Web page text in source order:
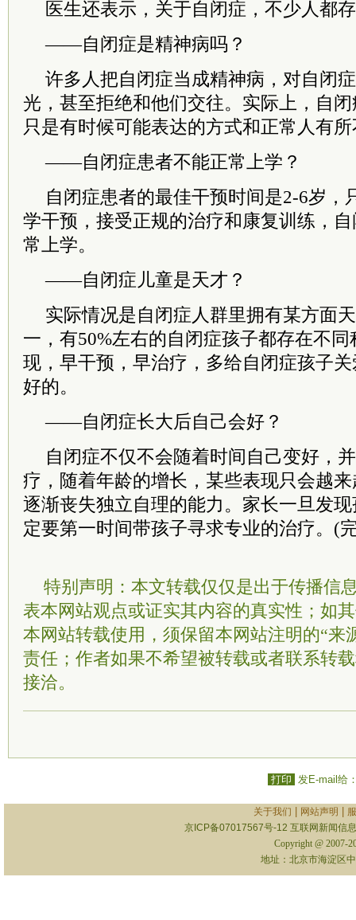
医生还表示，关于自闭症，不少人都
——自闭症是精神病吗？
许多人把自闭症当成精神病，对自闭
光，甚至拒绝和他们交往。实际上，自
只是有时候可能表达的方式和正常人有
——自闭症患者不能正常上学？
自闭症患者的最佳干预时间是2-6岁，
学干预，接受正规的治疗和康复训练，
常上学。
——自闭症儿童是天才？
实际情况是自闭症人群里拥有某方面
一，有50%左右的自闭症孩子都存在不
现，早干预，早治疗，多给自闭症孩子
好的。
——自闭症长大后自己会好？
自闭症不仅不会随着时间自己变好，
疗，随着年龄的增长，某些表现只会越
逐渐丧失独立自理的能力。家长一旦发
定要第一时间带孩子寻求专业的治疗。(
特别声明：本文转载仅仅是出于传播信
表本网站观点或证实其内容的真实性；如
本网站转载使用，须保留本网站注明的“来
责任；作者如果不希望被转载或者联系转
接洽。
打印 发E-mail给
关于我们 网站声明
京ICP备07017567号-12 互联网新闻信
Copyright @ 2007-
地址：北京市海淀区